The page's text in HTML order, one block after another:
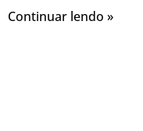
Continuar lendo »